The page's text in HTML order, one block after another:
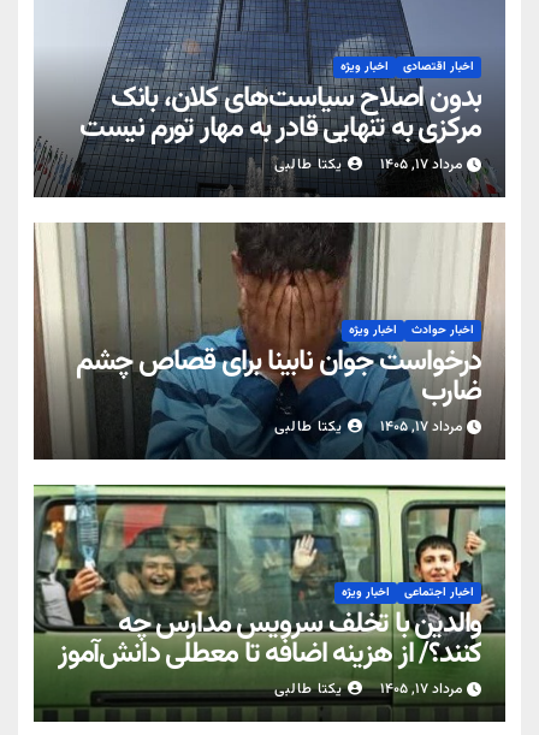
اخبار اقتصادی اخبار ویژه
بدون اصلاح سیاست‌های کلان، بانک
مرکزی به تنهایی قادر به مهار تورم نیست
مرداد ۱۷, ۱۴۰۵ یکتا طالبی
اخبار حوادث اخبار ویژه
درخواست جوان نابینا برای قصاص چشم
ضارب
مرداد ۱۷, ۱۴۰۵ یکتا طالبی
اخبار اجتماعی اخبار ویژه
والدین با تخلف سرویس مدارس چه
کنند؟/ از هزینه اضافه تا معطلی دانش‌آموز
مرداد ۱۷, ۱۴۰۵ یکتا طالبی